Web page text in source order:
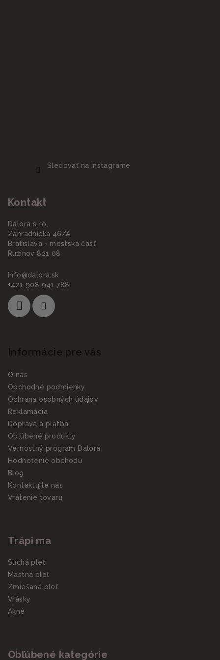
Sledovať na Instagrame
Kontakt
Dalora s.r.o.
Záhradnícka 46/A
Bratislava - mestská časť
Ružinov 821 08
info@dalora.sk
+421 908 941 788
Informácie pre vás
O nás
Obchodné podmienky
Ochrana osobných údajov
Reklamácia
Doprava a platba
Obľúbené produkty
Vernostný program Dalora
Hodnotenie obchodu
Blog
Kontaktujte nás
Vrátenie tovaru
Trápi ma
Suchá pleť
Mastná pleť
Zmiešaná pleť
Vrásky
Akné
Obľúbené kategórie